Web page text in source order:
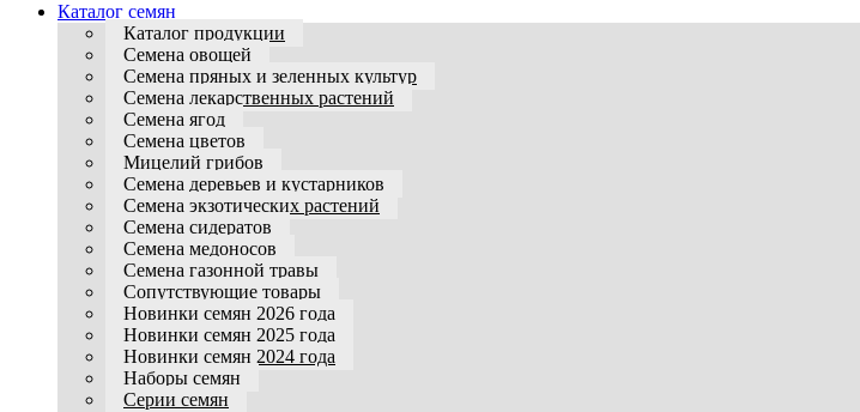
Каталог семян
Каталог продукции
Семена овощей
Семена пряных и зеленных культур
Семена лекарственных растений
Семена ягод
Семена цветов
Мицелий грибов
Семена деревьев и кустарников
Семена экзотических растений
Семена сидератов
Семена медоносов
Семена газонной травы
Сопутствующие товары
Новинки семян 2026 года
Новинки семян 2025 года
Новинки семян 2024 года
Наборы семян
Серии семян